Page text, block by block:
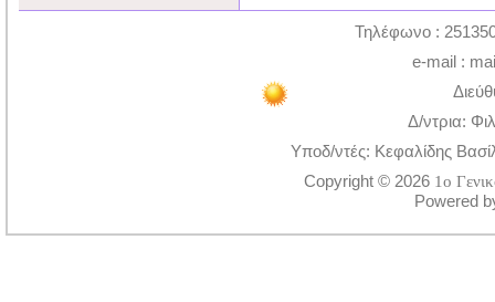
Τηλέφωνο :
e-mail :
Δ/ντρια:
Υποδ/ντές: Κεφαλίδης
Copyright © 2026 1ο
Powered